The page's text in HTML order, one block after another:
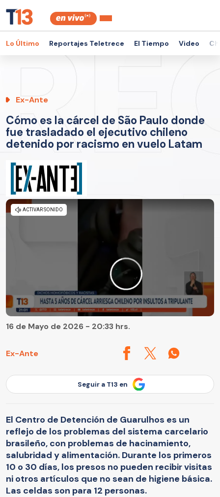
Lo Último Reportajes Teletrece El Tiempo Video
Ex-Ante
Cómo es la cárcel de São Paulo donde
fue trasladado el ejecutivo chileno
detenido por racismo en vuelo Latam
Ex-Ante
16 de Mayo de 2026 - 20:33 hrs.
Seguir a T13 en
El Centro de Detención de Guarulhos es un
reflejo de los problemas del sistema carcelario
brasileño, con problemas de hacinamiento,
salubridad y alimentación. Durante los primeros
10 o 30 días, los presos no pueden recibir visitas
ni otros artículos que no sean de higiene básica.
Las celdas son para 12 personas.